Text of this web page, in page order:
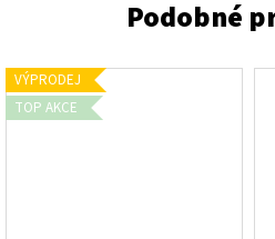
VÝPRODEJ
TOP AKCE